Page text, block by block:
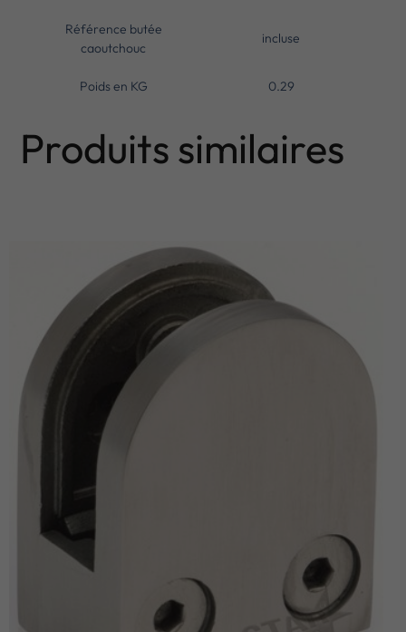
Référence butée
caoutchouc
incluse
Poids en KG 0.29
Produits similaires